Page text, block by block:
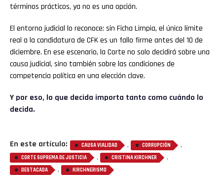
términos prácticos, ya no es una opción.
El entorno judicial lo reconoce: sin Ficha Limpia, el único límite
real a la candidatura de CFK es un fallo firme antes del 10 de
diciembre. En ese escenario, la Corte no solo decidirá sobre una
causa judicial, sino también sobre las condiciones de
competencia política en una elección clave.
Y por eso, lo que decida importa tanto como cuándo lo
decida.
En este artículo: CAUSA VIALIDAD , CORRUPCIÓN ,
CORTE SUPREMA DE JUSTICIA , CRISTINA KIRCHNER ,
DESTACADA , KIRCHNERISMO